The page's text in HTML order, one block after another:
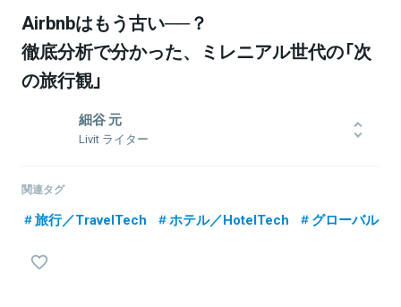
Airbnbはもう古い──？
徹底分析で分かった、ミレニアル世代の「次
の旅行観」
細谷 元
Livit ライター
ウォッチ。仮想通貨、ドローン、金融工学、機械学習など実践を通
関連タグ
旅行／TravelTech ホテル／HotelTech グローバル